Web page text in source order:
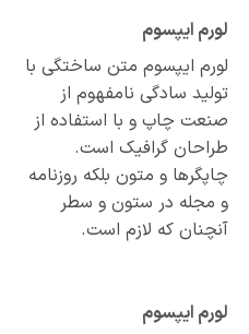
لورم ایپسوم
لورم ایپسوم متن ساختگی با
تولید سادگی نامفهوم از
صنعت چاپ و با استفاده از
طراحان گرافیک است.
چاپگرها و متون بلکه روزنامه
و مجله در ستون و سطر
آنچنان که لازم است.
لورم ایپسوم